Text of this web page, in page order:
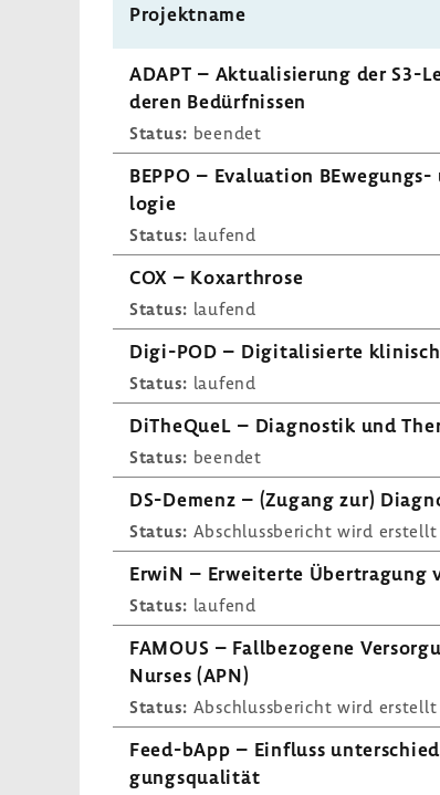
Projekt­name
ADAPT – Aktua­li­sie­rung der
deren Bedürf­nissen
Status: beendet
BEPPO – Evalua­tion
logie
Status: laufend
COX – Koxar­throse
Status: laufend
Digi-​POD – Digi­ta­li­sierte
Status: laufend
DiThe­QueL – Diagnostik und
Status: beendet
DS-​Demenz – (Zugang zur)
Status: Abschluss­be­richt wird erstellt
ErwiN – Erwei­terte
Status: laufend
FAMOUS – Fall­be­zo­gene
Nurses (APN)
Status: Abschluss­be­richt wird erstellt
Feed-​bApp – Einfluss
gungs­qua­lität